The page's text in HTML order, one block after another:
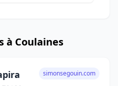
à Coulaines
simonsegouin.com